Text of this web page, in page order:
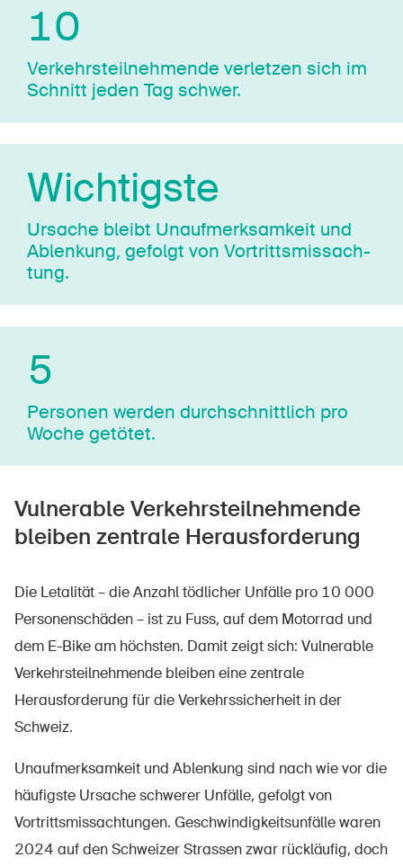
10
Ver­kehrs­teil­neh­mende verletzen sich im
Schnitt jeden Tag schwer.
Wichtigste
Ursache bleibt Unauf­merk­sam­keit und
Ablenkung, gefolgt von Vor­tritts­mis­sach­
tung.
5
Personen werden durch­sch­nit­tlich pro
Woche getötet.
Vulnerable Verkehrsteilnehmende
bleiben zentrale Herausforderung
Die Letalität – die Anzahl tödlicher Unfälle pro 10 000
Personenschäden – ist zu Fuss, auf dem Motorrad und
dem E-Bike am höchsten. Damit zeigt sich: Vulnerable
Verkehrsteilnehmende bleiben eine zentrale
Herausforderung für die Verkehrssicherheit in der
Schweiz.
Unaufmerksamkeit und Ablenkung sind nach wie vor die
häufigste Ursache schwerer Unfälle, gefolgt von
Vortrittsmissachtungen. Geschwindigkeitsunfälle waren
2024 auf den Schweizer Strassen zwar rückläufig, doch